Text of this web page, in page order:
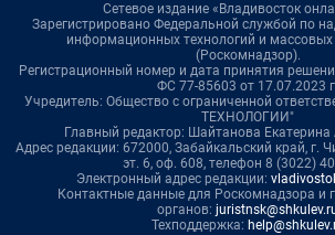
Сетевое издание «Владивосток
Зарегистрировано Федеральной службой по
информационных технологий и
(Роскомнадзор).
Регистрационный номер и дата принятия
ФС 77-85603 от 17.07.2023
Учредитель: Общество с ограниченной
ТЕХНОЛОГИИ"
Главный редактор: Шайтанова Екатерина
Адрес редакции: 672000, Забайкальский край, г.
эт. 6, оф. 608, телефон 8 (3022)
Электронный адрес редакции:
Контактные данные для Роскомнадзора и
органов:
Техподдержка: